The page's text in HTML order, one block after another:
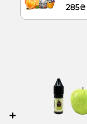
285₴
+